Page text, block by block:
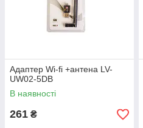
Адаптер Wi-fi +антена LV-
UW02-5DB
В наявності
261 ₴